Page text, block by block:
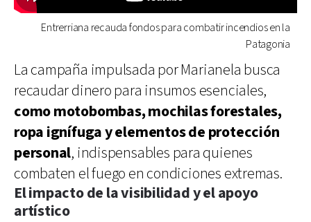
Entrerriana recauda fondos para combatir incendios en la
Patagonia
La campaña impulsada por Marianela busca
recaudar dinero para insumos esenciales,
como motobombas, mochilas forestales,
ropa ignífuga y elementos de protección
personal, indispensables para quienes
combaten el fuego en condiciones extremas.
El impacto de la visibilidad y el apoyo
artístico